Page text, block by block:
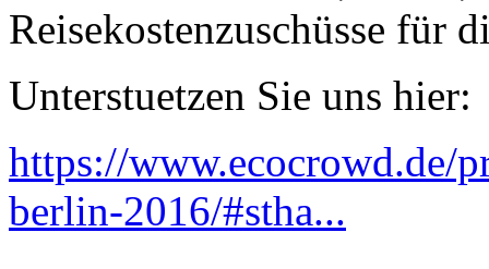
Reisekostenzuschüsse für
Unterstuetzen Sie uns hier:
https://www.ecocrowd.de/
berlin-2016/#stha...